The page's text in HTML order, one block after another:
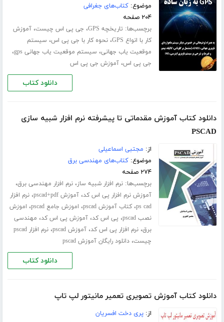
موضوع:کتاب‌های جغرافی
۲۰۴ صفحه
برچسب‌ها: تاریخچه GPS ، جی پی اس چیست،آموزش
کار با انواع GPS
،نحوه کار با جی پی اس، سیستم
موقعیت یاب جهانی، سیستم موقعیت یاب جهانی gps ،
جی پی اس،آموزش جی پی اس
دانلود کتاب
دانلود کتاب آموزش مقدماتی تا پیشرفته نرم افزار شبیه سازی
PSCAD
از: مجتبی اسماعیلی
موضوع:کتاب‌های مهندسی برق
۲۷۴ صفحه
برچسب‌ها:نرم افزار شبیه ساز،نرم افزار مهندسی برق،
آموزش نرم افزار پی اس کد،آموزش pscad+pdf ،نرم افزار
ps cad،کتاب آموزش pscad ، اموزش جامع pscad ، اموزش
نصب pscad
، پی اس کد،آموزش پی اس کد، مهندسی
برق،نرم افزار پی اس کد،آموزش pscad ،
نرم افزار pscad
چیست،دانلود رایگان آموزش pscad
دانلود کتاب
دانلود کتاب آموزش تصویری تعمیر مانیتور لپ تاپ
از:پری دخت افسریان